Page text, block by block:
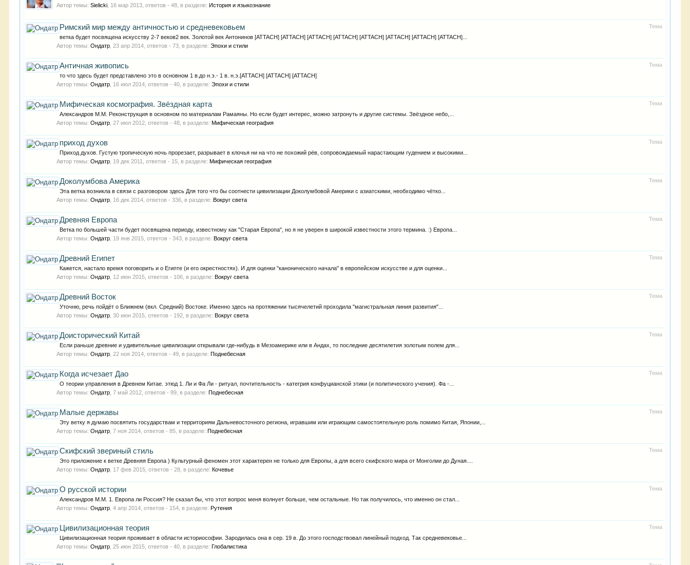
Автор темы:Sielicki 16 мар 2013 , ответов - 48, в разделе:История и языкознание
Тема
Римский мир между античностью и средневековьем
ветка будет посвящена искусству 2-7 веков2 век. Золотой век Антонинов [ATTACH] [ATTACH] [ATTACH] [ATTACH] [ATTACH] [ATTACH] [ATTACH] [ATTACH]...
Автор темы:Ондатр ,23 апр 2014 , ответов - 73, в разделе:Эпохи и стили
Тема
Античная живопись
то что здесь будет представлено это в основном 1 в.до н.э.- 1 в. н.э.[ATTACH] [ATTACH] [ATTACH]
Автор темы:Ондатр 16 июл 2014 , ответов - 40, в разделе:Эпохи и стили
Тема
Мифическая космография. Звёздная карта
Александров М.М. Реконструкция в основном по материалам Рамаяны. Но если будет интерес, можно затронуть и другие системы. Звёздное небо,...
Автор темы:Ондатр ,27 июл 2012 , ответов - 48, в разделе:Мифическая география
Тема
приход духов
Приход духов. Густую тропическую ночь прорезает, разрывает в клочья ни на что не похожий рёв, сопровождаемый нарастающим гудением и высокими...
Автор темы:Ондатр 19 дек 2011 , ответов - 15, в разделе:Мифическая география
Тема
Доколумбова Америка
Эта ветка возникла в связи с разговором здесь Для того что бы соотнести цивилизации Доколумбовой Америки с азиатскими, необходимо чётко...
Автор темы:Ондатр 16 дек 2014 , ответов - 336, в разделе:Вокруг света
Тема
Древняя Европа
Ветка по большей части будет посвящена периоду, известному как "Старая Европа", но я не уверен в широкой известности этого термина. :) Европа...
Автор темы:Ондатр 19 янв 2015 , ответов - 343, в разделе:Вокруг света
Тема
Древний Египет
Кажется, настало время поговорить и о Египте (и его окрестностях). И для оценки "канонического начала" в европейском искусстве и для оценки...
Автор темы:Ондатр 12 июн 2015 , ответов - 106, в разделе:Вокруг света
Тема
Древний Восток
Уточню, речь пойдёт о Ближнем (вкл. Средний) Востоке. Именно здесь на протяжении тысячелетий проходила "магистральная линия развития"...
Автор темы:Ондатр ,30 июн 2015 , ответов - 192, в разделе:Вокруг света
Тема
Доисторический Китай
Если раньше древние и удивительные цивилизации открывали где-нибудь в Мезоамерике или в Андах, то последние десятилетия золотым полем для...
Автор темы:Ондатр ,22 ноя 2014 , ответов - 49, в разделе:Поднебесная
Тема
Когда исчезает Дао
О теории управления в Древнем Китае. этюд 1. Ли и Фа Ли - ритуал, почтительность - категрия конфуцианской этики (и политического учения). Фа -...
Автор темы:Ондатр ,7 май 2012 , ответов - 89, в разделе:Поднебесная
Тема
Малые державы
Эту ветку я думаю посвятить государствам и территориям Дальневосточного региона, игравшим или играющим самостоятельную роль помимо Китая, Японии,...
Автор темы:Ондатр ,7 ноя 2014 , ответов - 85, в разделе:Поднебесная
Тема
Скифский звериный стиль
Это приложение к ветке Древняя Европа ) Культурный феномен этот характерен не только для Европы, а для всего скифского мира от Монголии до Дуная....
Автор темы:Ондатр 17 фев 2015 , ответов - 28, в разделе:Кочевье
Тема
О русской истории
Александров М.М. 1. Европа ли Россия? Не сказал бы, что этот вопрос меня волнует больше, чем остальные. Но так получилось, что именно он стал...
Автор темы:Ондатр ,4 апр 2014 , ответов - 154, в разделе:Рутения
Тема
Цивилизационная теория
Цивилизационная теория проживает в области историософии. Зародилась она в сер. 19 в. До этого господствовал линейный подход. Так средневековье...
Автор темы:Ондатр ,25 июн 2015 , ответов - 40, в разделе:Глобалистика